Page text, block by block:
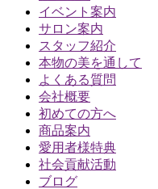
イベント案内
サロン案内
スタッフ紹介
本物の美を通して
よくある質問
会社概要
初めての方へ
商品案内
愛用者様特典
社会貢献活動
ブログ